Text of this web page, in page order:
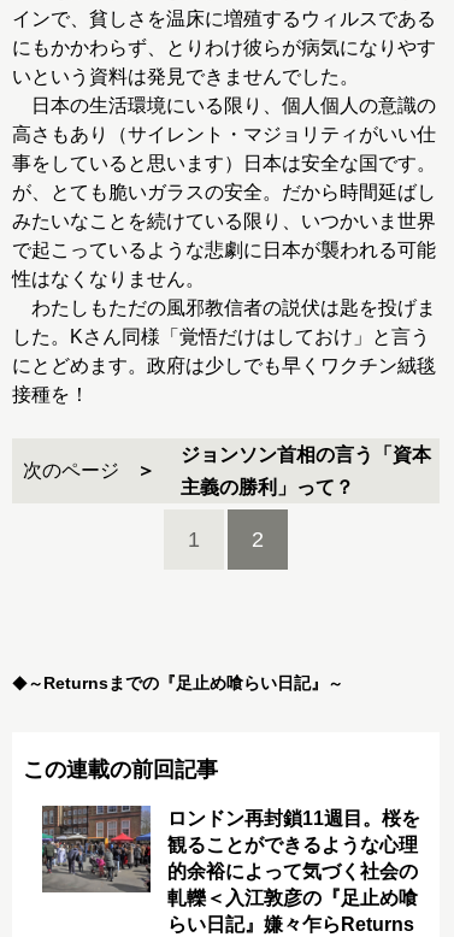
インで、貧しさを温床に増殖するウィルスである
にもかかわらず、とりわけ彼らが病気になりやす
いという資料は発見できませんでした。
日本の生活環境にいる限り、個人個人の意識の
高さもあり（サイレント・マジョリティがいい仕
事をしていると思います）日本は安全な国です。
が、とても脆いガラスの安全。だから時間延ばし
みたいなことを続けている限り、いつかいま世界
で起こっているような悲劇に日本が襲われる可能
性はなくなりません。
わたしもただの風邪教信者の説伏は匙を投げま
した。Kさん同様「覚悟だけはしておけ」と言う
にとどめます。政府は少しでも早くワクチン絨毯
接種を！
次のページ
ジョンソン首相の言う「資本
主義の勝利」って？
1 2
◆～ Returnsまでの『足止め喰らい日記』 ～
この連載の前回記事
ロンドン再封鎖11週目。桜を
観ることができるような心理
的余裕によって気づく社会の
軋轢＜入江敦彦の『足止め喰
らい日記』嫌々乍らReturns